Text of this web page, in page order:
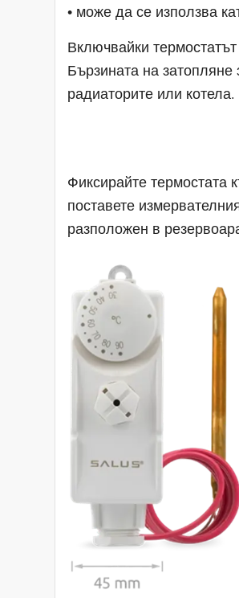
• може да се използва
Включвайки
Бързината на
радиаторите или
Фиксирайте термостата
поставете
разположен в